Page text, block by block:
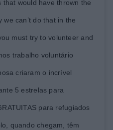
would have thrown the
we can’t do that in the
must try to volunteer and
trabalho voluntário
criaram o incrível
5 estrelas para
para refugiados
quando chegam, têm